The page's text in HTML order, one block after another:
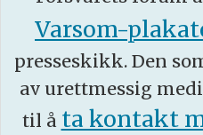
Varsom-
presseskikk. Den
av urettmessig
til å ta kontakt